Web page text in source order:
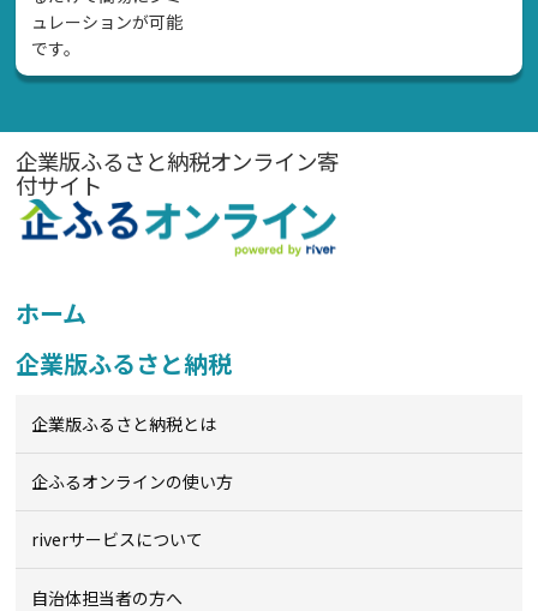
ュレーションが可能
です。
企業版ふるさと納税オンライン寄
付サイト
ホーム
企業版ふるさと納税
企業版ふるさと納税とは
企ふるオンラインの使い方
riverサービスについて
自治体担当者の方へ